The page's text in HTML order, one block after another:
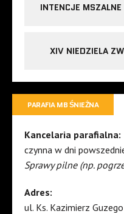
INTENCJE
XIV NIEDZIELA
PARAFIA MB ŚNIEŻNA
Kancelaria parafialna:
czynna w dni
Sprawy pilne (np.
Adres:
ul. Ks. Kazimierz